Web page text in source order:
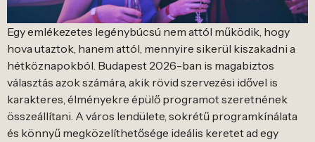
Egy emlékezetes legénybúcsú nem attól működik, hogy
hova utaztok, hanem attól, mennyire sikerül kiszakadni a
hétköznapokból. Budapest 2026-ban is magabiztos
választás azok számára, akik rövid szervezési idővel is
karakteres, élményekre épülő programot szeretnének
összeállítani. A város lendülete, sokrétű programkínálata
és könnyű megközelíthetősége ideális keretet ad egy